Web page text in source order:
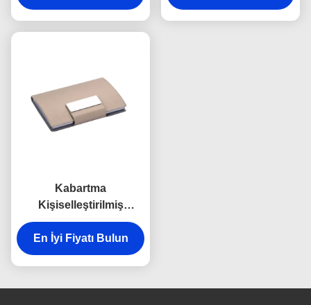
Kabartma
Kişiselleştirilmiş
Kartvizitlik Çinko
Alaşımlı Metal
Kartvizitlik
En İyi Fiyatı Bulun